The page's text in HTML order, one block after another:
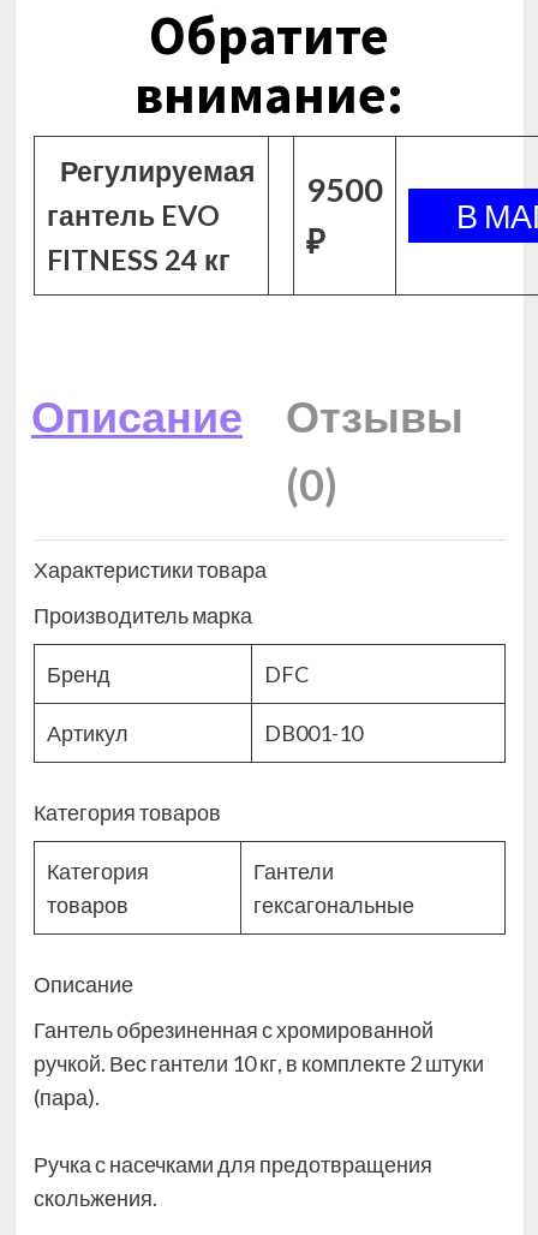
Обратите
внимание:
Регулируемая
гантель EVO
FITNESS 24 кг
9500
₽
Описание
Отзывы
(0)
Характеристики товара
Производитель марка
Бренд DFC
Артикул DB001-10
Категория товаров
Категория
товаров
Гантели
гексагональные
Описание
Гантель обрезиненная с хромированной
ручкой. Вес гантели 10 кг, в комплекте 2 штуки
(пара).
Ручка с насечками для предотвращения
скольжения.